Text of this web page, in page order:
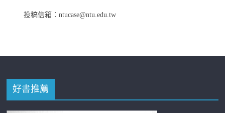
投稿信箱：ntucase@ntu.edu.tw
好書推薦